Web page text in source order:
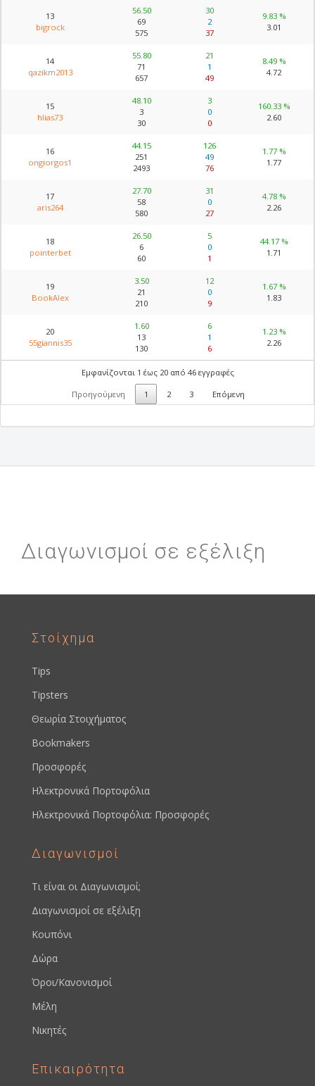
13
bigrock
56.50
69
575
30
2
37
9.83 %
3.01
14
qazikm2013
55.80
71
657
21
1
49
8.49 %
4.72
15
hlias73
48.10
3
30
3
0
0
160.33 %
2.60
16
ongiorgos1
44.15
251
2493
126
49
76
1.77 %
1.77
17
aris264
27.70
58
580
31
0
27
4.78 %
2.26
18
pointerbet
26.50
6
60
5
0
1
44.17 %
1.71
19
BookAlex
3.50
21
210
12
0
9
1.67 %
1.83
20
55giannis35
1.60
13
130
6
1
6
1.23 %
2.26
Εμφανίζονται 1 έως 20 από 46 εγγραφές
Προηγούμενη 1 2 3 Επόμενη
Διαγωνισμοί σε εξέλιξη
Στοίχημα
Tips
Tipsters
Θεωρία Στοιχήματος
Bookmakers
Προσφορές
Ηλεκτρονικά Πορτοφόλια
Ηλεκτρονικά Πορτοφόλια: Προσφορές
Διαγωνισμοί
Τι είναι οι Διαγωνισμοί;
Διαγωνισμοί σε εξέλιξη
Κουπόνι
Δώρα
Όροι/Κανονισμοί
Μέλη
Νικητές
Επικαιρότητα